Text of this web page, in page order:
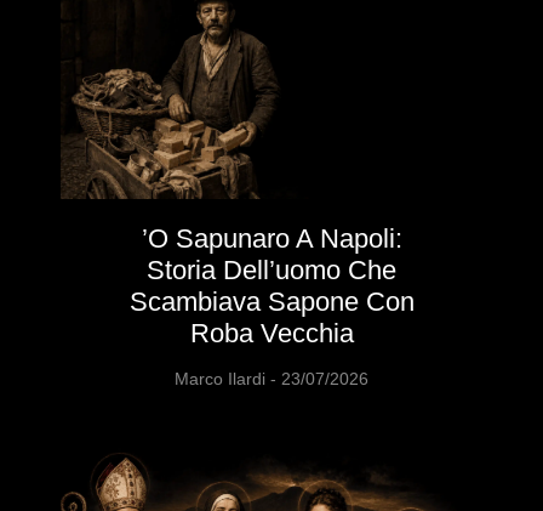
’O Sapunaro A Napoli:
Storia Dell’uomo Che
Scambiava Sapone Con
Roba Vecchia
Marco Ilardi 23/07/2026